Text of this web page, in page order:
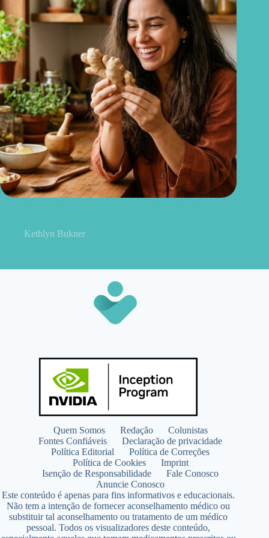
Kethlyn Bukner
Quem Somos Redação
Colunistas
Fontes Confiáveis
Declaração de privacidade
Política Editorial
Política de Correções
Política de Cookies
Imprint
Isenção de Responsabilidade
Fale Conosco
Anuncie Conosco
Este conteúdo é apenas para fins informativos e educacionais.
Não tem a intenção de fornecer aconselhamento médico ou
substituir tal aconselhamento ou tratamento de um médico
pessoal. Todos os visualizadores deste conteúdo,